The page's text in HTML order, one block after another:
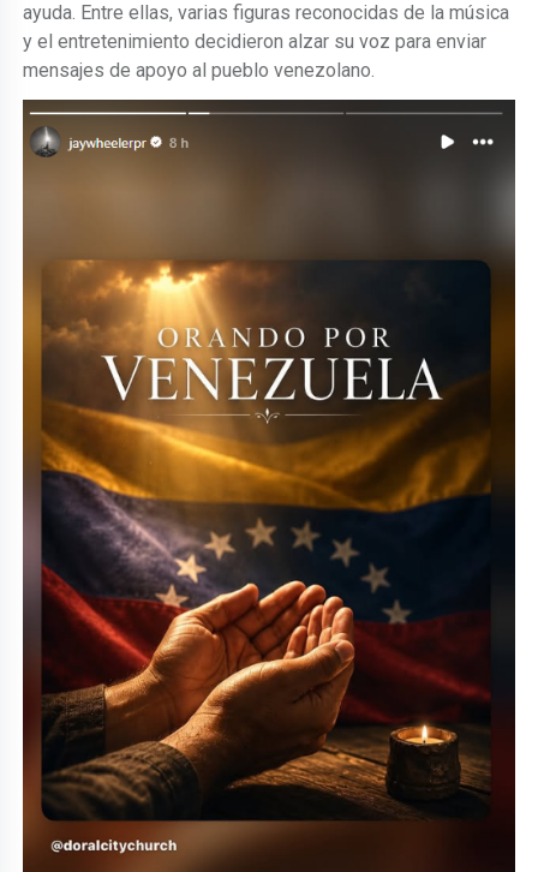
ayuda. Entre ellas, varias figuras reconocidas de la música
y el entretenimiento decidieron alzar su voz para enviar
mensajes de apoyo al pueblo venezolano.